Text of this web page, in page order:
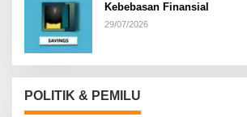
Kebebasan Finansial
29/07/2026
POLITIK & PEMILU